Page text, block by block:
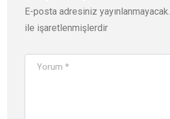
E-posta adresiniz yayınlanmayacak.
ile işaretlenmişlerdir